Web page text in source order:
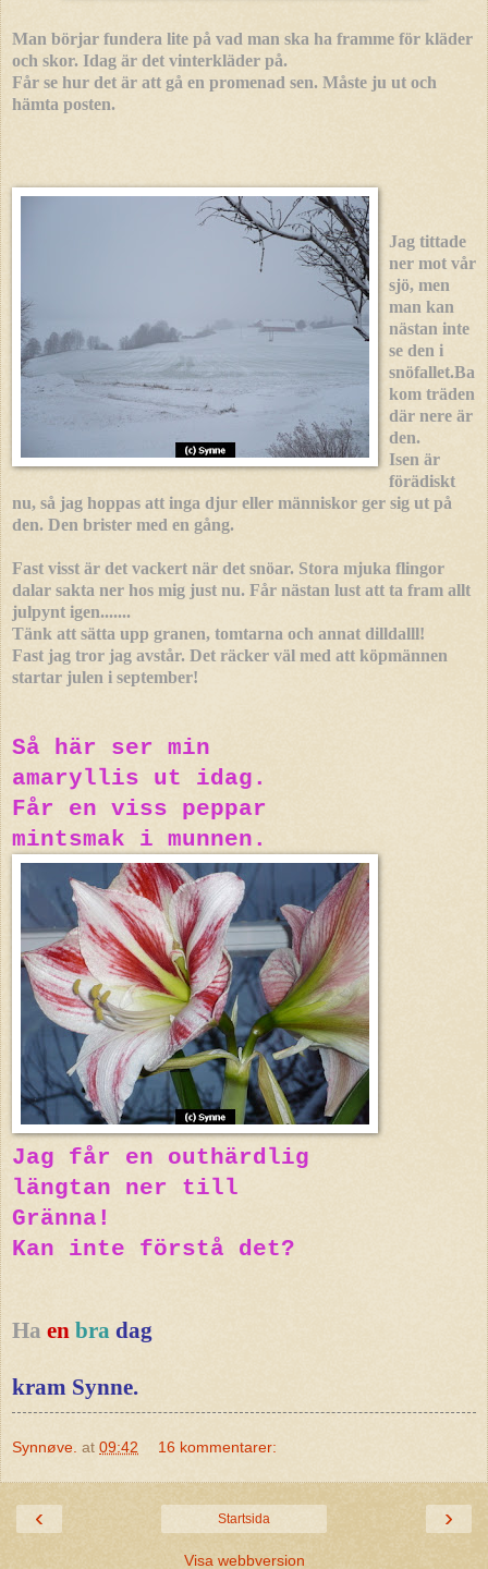
Man börjar fundera lite på vad man ska ha framme för kläder
och skor. Idag är det vinterkläder på.
Får se hur det är att gå en promenad sen. Måste ju ut och
hämta posten.
Jag tittade
ner mot vår
sjö, men
man kan
nästan inte
se den i
snöfallet.Ba
kom träden
där nere är
den.
Isen är
förädiskt
nu, så jag hoppas att inga djur eller människor ger sig ut på
den. Den brister med en gång.
Fast visst är det vackert när det snöar. Stora mjuka flingor
dalar sakta ner hos mig just nu. Får nästan lust att ta fram allt
julpynt igen.......
Tänk att sätta upp granen, tomtarna och annat dilldalll!
Fast jag tror jag avstår. Det räcker väl med att köpmännen
startar julen i september!
Så här ser min
amaryllis ut idag.
Får en viss peppar
mintsmak i munnen.
Jag får en outhärdlig
längtan ner till
Gränna!
Kan inte förstå det?
Ha en bra dag
kram Synne.
Synnøve. at 09:42 16 kommentarer:
‹ ›
Startsida
Visa webbversion